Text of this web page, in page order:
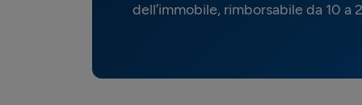
dell’immobile, rimborsabile da 10 a